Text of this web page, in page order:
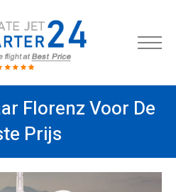
Florenz Voor De
Prijs